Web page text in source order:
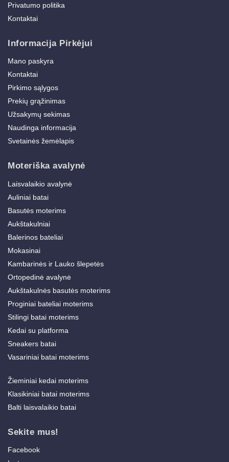
Privatumo politika
Kontaktai
Informacija Pirkėjui
Mano paskyra
Kontaktai
Pirkimo sąlygos
Prekių grąžinimas
Užsakymų sekimas
Naudinga informacija
Svetainės žemėlapis
Moteriška avalynė
Laisvalaikio avalynė
Auliniai batai
Basutės moterims
Aukštakulniai
Balerinos bateliai
Mokasinai
Kambarinės ir Lauko šlepetės
Ortopedinė avalynė
Aukštakulnės basutės moterims
Proginiai bateliai moterims
Stilingi batai moterims
Kedai su platforma
Sneakers batai
Vasariniai batai moterims
Žieminiai kedai moterims
Klasikiniai batai moterims
Balti laisvalaikio batai
Sekite mus!
Facebook